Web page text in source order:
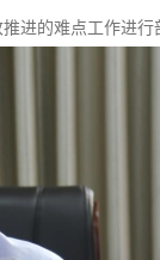
进的难点工作进行